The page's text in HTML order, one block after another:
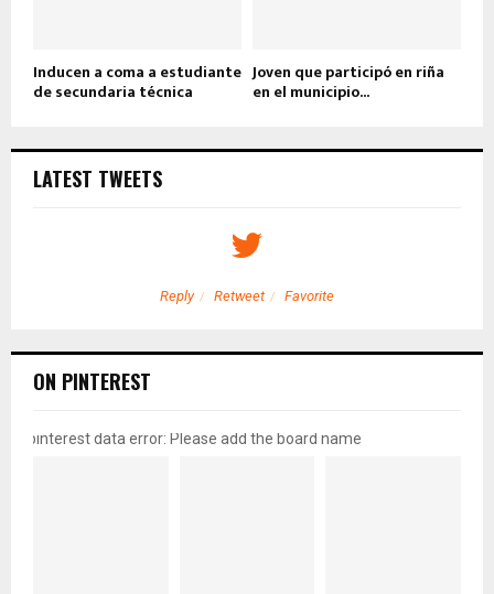
Inducen a coma a estudiante
de secundaria técnica
Joven que participó en riña
en el municipio...
LATEST TWEETS
Reply Retweet Favorite
ON PINTEREST
pinterest data error: Please add the board name